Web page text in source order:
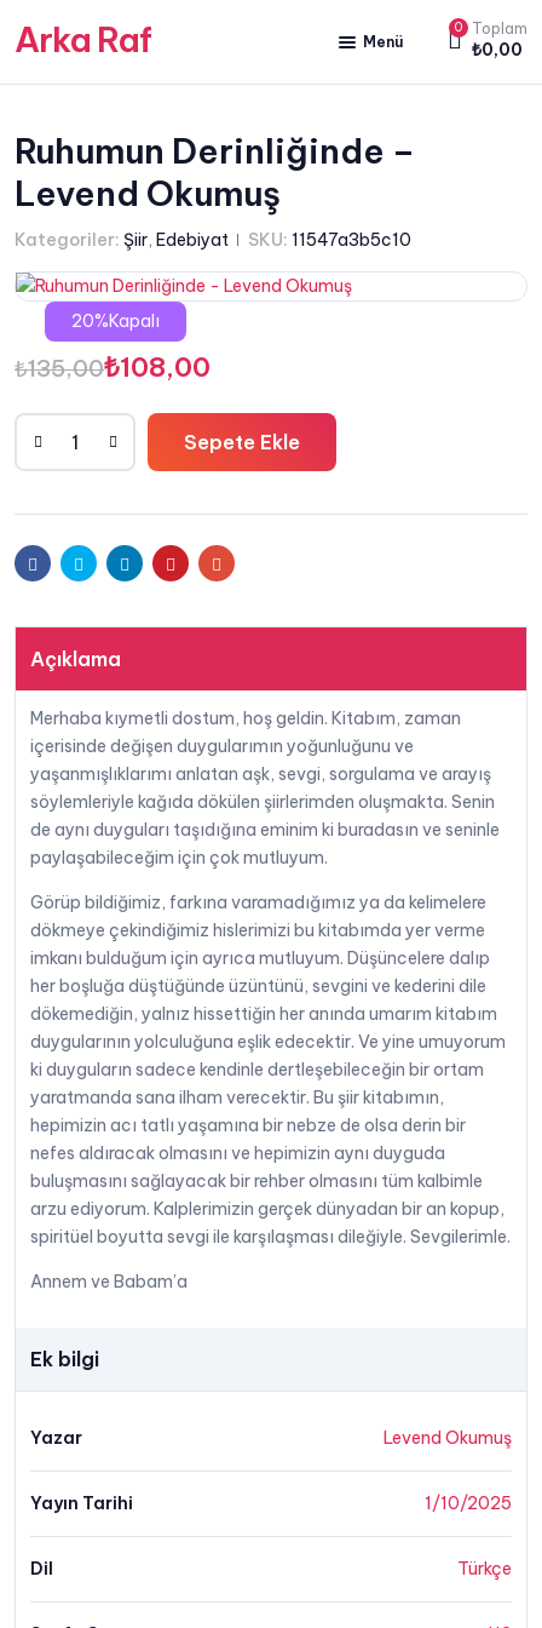
Arka Raf Menü
ANA SAYFA
HAKKIMIZDA
KİTAP SATIŞ
YAZARLARIMIZ
YAYIN PAKETLERİMİZ
0 Toplam
₺0,00
Ruhumun Derinliğinde –
Levend Okumuş
Kategoriler: Şiir, Edebiyat SKU: 11547a3b5c10
20%Kapalı
₺135,00
Orijinal
fiyat:
₺135,00.
₺108,00
Şu
andaki
fiyat:
Ruhumun
-
Okumuş
Sepete Ekle
FacebookTwitter LinkedinPinterestE-
Açıklama
Merhaba kıymetli dostum, hoş geldin. Kitabım, zaman
içerisinde değişen duygularımın yoğunluğunu ve
yaşanmışlıklarımı anlatan aşk, sevgi, sorgulama ve arayış
söylemleriyle kağıda dökülen şiirlerimden oluşmakta. Senin
de aynı duyguları taşıdığına eminim ki buradasın ve seninle
paylaşabileceğim için çok mutluyum.
Görüp bildiğimiz, farkına varamadığımız ya da kelimelere
dökmeye çekindiğimiz hislerimizi bu kitabımda yer verme
imkanı bulduğum için ayrıca mutluyum. Düşüncelere dalıp
her boşluğa düştüğünde üzüntünü, sevgini ve kederini dile
dökemediğin, yalnız hissettiğin her anında umarım kitabım
duygularının yolculuğuna eşlik edecektir. Ve yine umuyorum
ki duyguların sadece kendinle dertleşebileceğin bir ortam
yaratmanda sana ilham verecektir. Bu şiir kitabımın,
hepimizin acı tatlı yaşamına bir nebze de olsa derin bir
nefes aldıracak olmasını ve hepimizin aynı duyguda
buluşmasını sağlayacak bir rehber olmasını tüm kalbimle
arzu ediyorum. Kalplerimizin gerçek dünyadan bir an kopup,
spiritüel boyutta sevgi ile karşılaşması dileğiyle. Sevgilerimle.
Annem ve Babam’a
Ek bilgi
Yazar Levend Okumuş
Yayın Tarihi 1/10/2025
Dil Türkçe